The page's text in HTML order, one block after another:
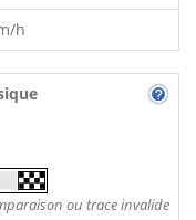
h
ou trace invalide